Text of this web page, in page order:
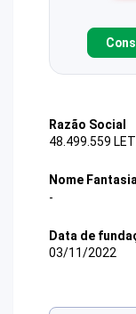
Razão Social
48.499.559
Nome
-
Data de
03/11/2022